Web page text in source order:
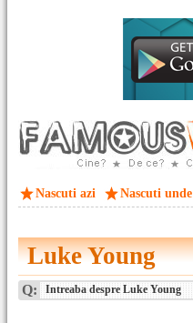
Nascuti azi Nascuti unde
Luke Young
Q: Intreaba despre Luke Young